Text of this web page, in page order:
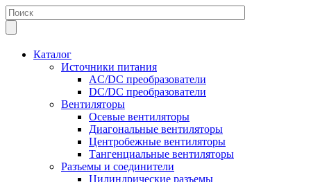
Каталог
Источники питания
AC/DC преобразователи
DC/DC преобразователи
Вентиляторы
Осевые вентиляторы
Диагональные вентиляторы
Центробежные вентиляторы
Тангенциальные вентиляторы
Разъемы и соединители
Цилиндрические разъемы